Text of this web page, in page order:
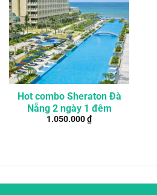
Hot combo Sheraton Đà
Nẵng 2 ngày 1 đêm
1.050.000₫